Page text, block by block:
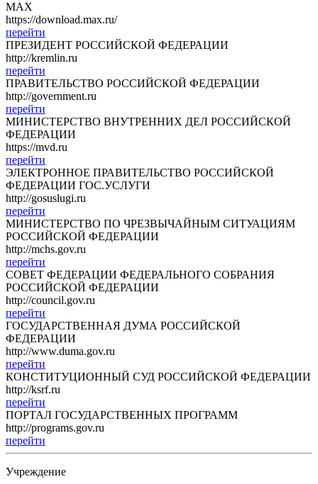
МАХ
https://download.max.ru/
перейти
ПРЕЗИДЕНТ РОССИЙСКОЙ ФЕДЕРАЦИИ
http://kremlin.ru
перейти
ПРАВИТЕЛЬСТВО РОССИЙСКОЙ ФЕДЕРАЦИИ
http://government.ru
перейти
МИНИСТЕРСТВО ВНУТРЕННИХ ДЕЛ РОССИЙСКОЙ
ФЕДЕРАЦИИ
https://mvd.ru
перейти
ЭЛЕКТРОННОЕ ПРАВИТЕЛЬСТВО РОССИЙСКОЙ
ФЕДЕРАЦИИ ГОС.УСЛУГИ
http://gosuslugi.ru
перейти
МИНИСТЕРСТВО ПО ЧРЕЗВЫЧАЙНЫМ СИТУАЦИЯМ
РОССИЙСКОЙ ФЕДЕРАЦИИ
http://mchs.gov.ru
перейти
СОВЕТ ФЕДЕРАЦИИ ФЕДЕРАЛЬНОГО СОБРАНИЯ
РОССИЙСКОЙ ФЕДЕРАЦИИ
http://council.gov.ru
перейти
ГОСУДАРСТВЕННАЯ ДУМА РОССИЙСКОЙ
ФЕДЕРАЦИИ
http://www.duma.gov.ru
перейти
КОНСТИТУЦИОННЫЙ СУД РОССИЙСКОЙ ФЕДЕРАЦИИ
http://ksrf.ru
перейти
ПОРТАЛ ГОСУДАРСТВЕННЫХ ПРОГРАММ
http://programs.gov.ru
перейти
Учреждение